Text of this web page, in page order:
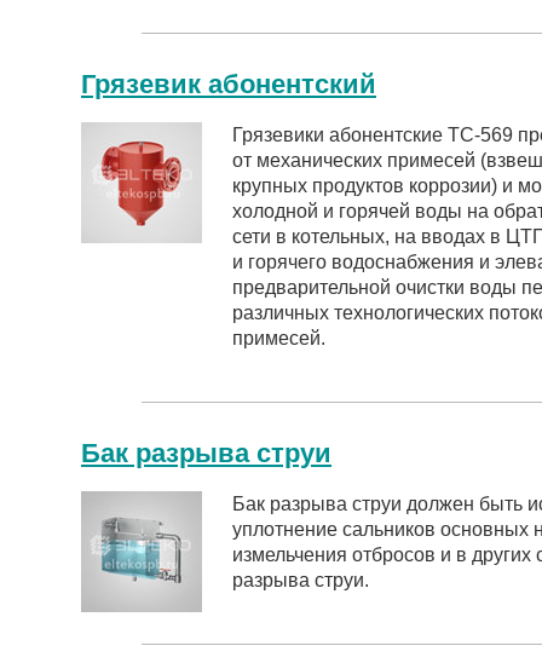
Грязевик абонентский
Грязевики абонентские ТС-569
от механических примесей
крупных продуктов коррозии) и
холодной и горячей воды на
сети в котельных, на вводах в
и горячего водоснабжения и
предварительной очистки воды
различных технологических
примесей.
Бак разрыва струи
Бак разрыва струи должен быть
уплотнение сальников основных
измельчения отбросов и в других
разрыва струи.